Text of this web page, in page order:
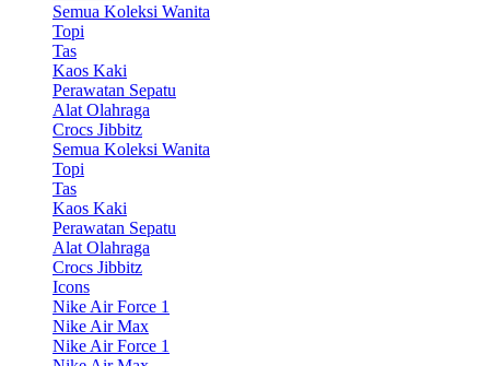
Semua Koleksi Wanita
Topi
Tas
Kaos Kaki
Perawatan Sepatu
Alat Olahraga
Crocs Jibbitz
Semua Koleksi Wanita
Topi
Tas
Kaos Kaki
Perawatan Sepatu
Alat Olahraga
Crocs Jibbitz
Icons
Nike Air Force 1
Nike Air Max
Nike Air Force 1